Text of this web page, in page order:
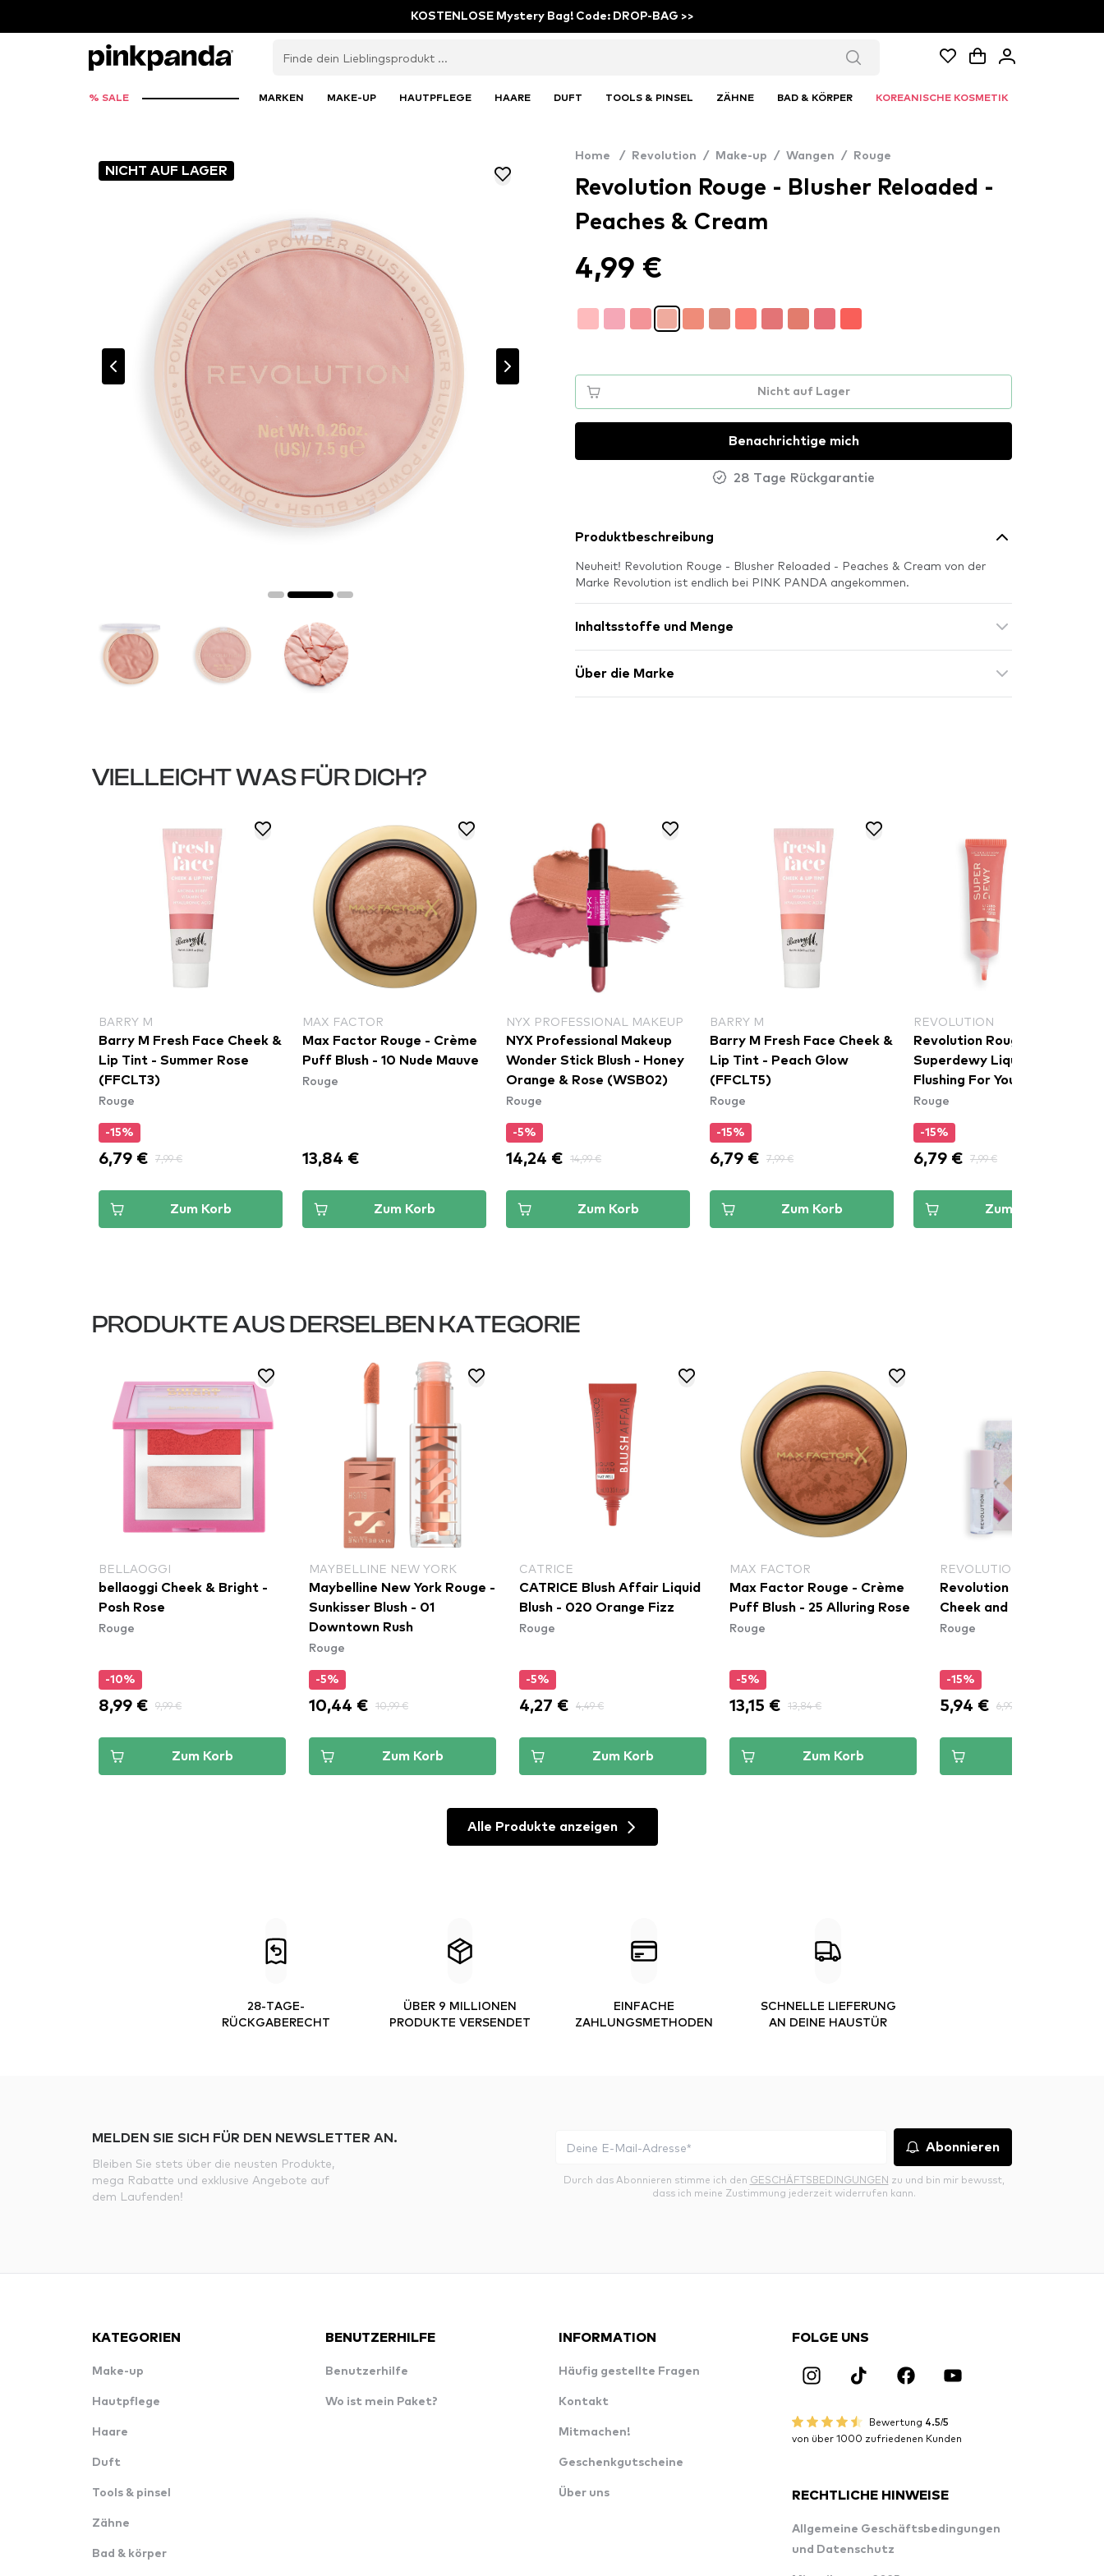
KOSTENLOSE Mystery Bag! Code: DROP-BAG >>
% SALE MARKEN MAKE-UP HAUTPFLEGE HAARE DUFT TOOLS & PINSEL ZÄHNE BAD & KÖRPER KOREANISCHE KOSMETIK
NICHT AUF LAGER
Home / Revolution / Make-up / Wangen / Rouge
Revolution Rouge - Blusher Reloaded -
Peaches & Cream
4,99 €
Nicht auf Lager
Benachrichtige mich
28 Tage Rückgarantie
Produktbeschreibung
Neuheit! Revolution Rouge - Blusher Reloaded - Peaches & Cream von der
Marke Revolution ist endlich bei PINK PANDA angekommen.
Inhaltsstoffe und Menge
Über die Marke
VIELLEICHT WAS FÜR DICH?
BARRY M
Barry M Fresh Face Cheek &
Lip Tint - Summer Rose
(FFCLT3)
Rouge
-15%
6,79 € 7,99 €
Zum Korb
MAX FACTOR
Max Factor Rouge - Crème
Puff Blush - 10 Nude Mauve
Rouge
13,84 €
Zum Korb
NYX PROFESSIONAL MAKEUP
NYX Professional Makeup
Wonder Stick Blush - Honey
Orange & Rose (WSB02)
Rouge
-5%
14,24 € 14,99 €
Zum Korb
BARRY M
Barry M Fresh Face Cheek &
Lip Tint - Peach Glow
(FFCLT5)
Rouge
-15%
6,79 € 7,99 €
Zum Korb
REVOLUTION
Revolution Rouge
Superdewy Liquid Blush -
Flushing For You
Rouge
-15%
6,79 € 7,99 €
Zum Korb
PRODUKTE AUS DERSELBEN KATEGORIE
BELLAOGGI
bellaoggi Cheek & Bright -
Posh Rose
Rouge
-10%
8,99 € 9,99 €
Zum Korb
MAYBELLINE NEW YORK
Maybelline New York Rouge -
Sunkisser Blush - 01
Downtown Rush​
Rouge
-5%
10,44 € 10,99 €
Zum Korb
CATRICE
CATRICE Blush Affair Liquid
Blush - 020 Orange Fizz
Rouge
-5%
4,27 € 4,49 €
Zum Korb
MAX FACTOR
Max Factor Rouge - Crème
Puff Blush - 25 Alluring Rose
Rouge
-5%
13,15 € 13,84 €
Zum Korb
REVOLUTION
Revolution Geschenkset
Cheek and Lip Duo Gift
Rouge
-15%
5,94 € 6,99 €
Alle Produkte anzeigen
28-TAGE-
RÜCKGABERECHT
ÜBER 9 MILLIONEN
PRODUKTE VERSENDET
EINFACHE
ZAHLUNGSMETHODEN
SCHNELLE LIEFERUNG
AN DEINE HAUSTÜR
MELDEN SIE SICH FÜR DEN NEWSLETTER AN.
Bleiben Sie stets über die neusten Produkte,
mega Rabatte und exklusive Angebote auf
dem Laufenden!
Abonnieren
Durch das Abonnieren stimme ich den GESCHÄFTSBEDINGUNGEN zu und bin mir bewusst,
dass ich meine Zustimmung jederzeit widerrufen kann.
KATEGORIEN
Make-up
Hautpflege
Haare
Duft
Tools & pinsel
Zähne
Bad & körper
BENUTZERHILFE
Benutzerhilfe
Wo ist mein Paket?
INFORMATION
Häufig gestellte Fragen
Kontakt
Mitmachen!
Geschenkgutscheine
Über uns
FOLGE UNS
Bewertung 4.5/5
von über 1000 zufriedenen Kunden
RECHTLICHE HINWEISE
Allgemeine Geschäftsbedingungen
und Datenschutz